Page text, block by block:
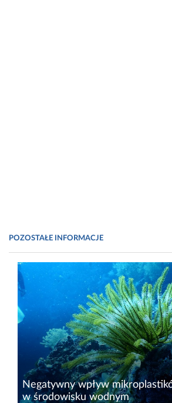
POZOSTAŁE INFORMACJE
Negatywny wpływ
w środowisku wodnym